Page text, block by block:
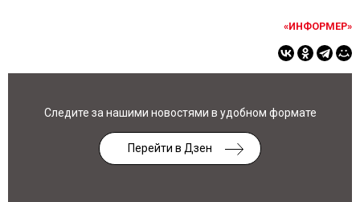
«ИНФОРМЕР»
Следите за нашими новостями в удобном формате
Перейти в Дзен